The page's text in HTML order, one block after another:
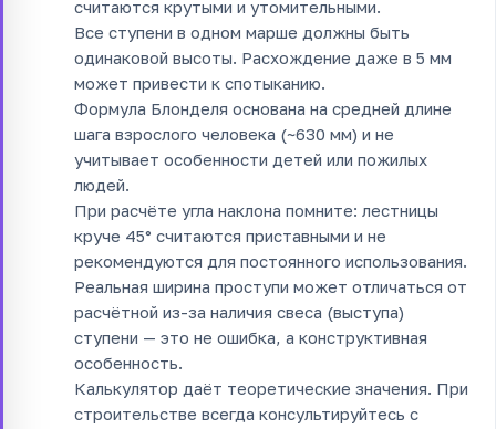
считаются крутыми и утомительными.
Все ступени в одном марше должны быть
одинаковой высоты. Расхождение даже в 5 мм
может привести к спотыканию.
Формула Блонделя основана на средней длине
шага взрослого человека (~630 мм) и не
учитывает особенности детей или пожилых
людей.
При расчёте угла наклона помните: лестницы
круче 45° считаются приставными и не
рекомендуются для постоянного использования.
Реальная ширина проступи может отличаться от
расчётной из-за наличия свеса (выступа)
ступени — это не ошибка, а конструктивная
особенность.
Калькулятор даёт теоретические значения. При
строительстве всегда консультируйтесь с